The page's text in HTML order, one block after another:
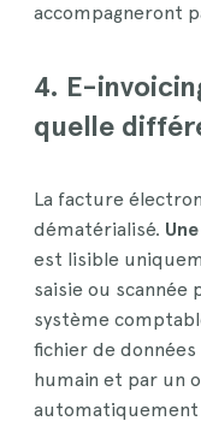
accompagneront
4. E-
quelle
La facture
dématérialisé.
est lisible
saisie ou scannée
système
fichier de
humain et par un
automatiquement